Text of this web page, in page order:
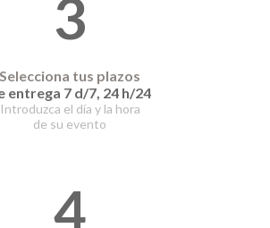
3
Selecciona tus plazos
entrega 7 d/7, 24 h/24
Introduzca el día y la hora
de su evento
4